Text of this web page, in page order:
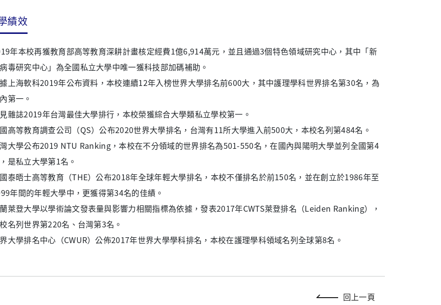
績效
年本校再獲教育部高等教育深耕計畫核定經費1億6,914萬元，並且通過3個特色領域研究中心，其中「新
毒研究中心」為全國私立大學中唯一獲科技部加碼補助。
上海軟科2019年公布資料，本校連續12年入榜世界大學排名前600大，其中護理學科世界排名第30名，為
第一。
雜誌2019年台灣最佳大學排行，本校榮獲綜合大學類私立學校第一。
高等教育調查公司（QS）公布2020世界大學排名，台灣有11所大學進入前500大，本校名列第484名。
大學公布2019 NTU Ranking，本校在不分領域的世界排名為501-550名，在國內與陽明大學並列全國第4
是私立大學第1名。
泰晤士高等教育（THE）公布2018年全球年輕大學排名，本校不僅排名於前150名，並在創立於1986年至
年間的年輕大學中，更獲得第34名的佳績。
萊登大學以學術論文發表量與影響力相關指標為依據，發表2017年CWTS萊登排名（Leiden Ranking），
名列世界第220名、台灣第3名。
大學排名中心（CWUR）公佈2017年世界大學學科排名，本校在護理學科領域名列全球第8名。
回上一頁